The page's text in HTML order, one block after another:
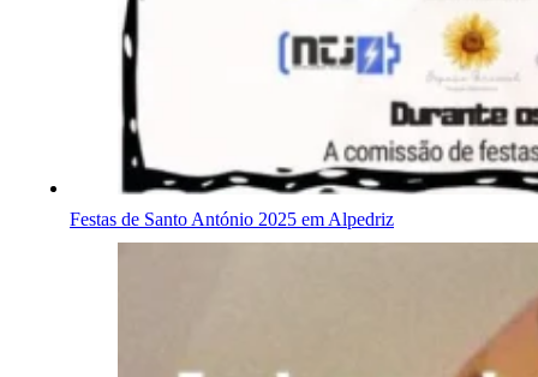
Festas de Santo António 2025 em Alpedriz